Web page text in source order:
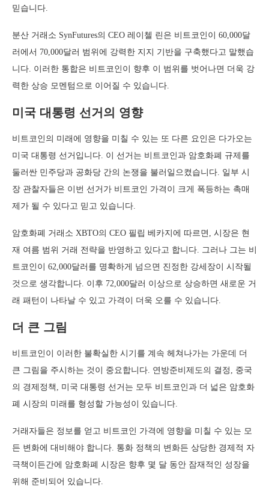
믿습니다.
분산 거래소 SynFutures의 CEO 레이첼 린은 비트코인이 60,000달
러에서 70,000달러 범위에 강력한 지지 기반을 구축했다고 말했습
니다. 이러한 통합은 비트코인이 향후 이 범위를 벗어나면 더욱 강
력한 상승 모멘텀으로 이어질 수 있습니다.
미국 대통령 선거의 영향
비트코인의 미래에 영향을 미칠 수 있는 또 다른 요인은 다가오는
미국 대통령 선거입니다. 이 선거는 비트코인과 암호화폐 규제를
둘러싼 민주당과 공화당 간의 논쟁을 불러일으켰습니다. 일부 시
장 관찰자들은 이번 선거가 비트코인 가격이 크게 폭등하는 촉매
제가 될 수 있다고 믿고 있습니다.
암호화폐 거래소 XBTO의 CEO 필립 베카지에 따르면, 시장은 현
재 여름 범위 거래 전략을 반영하고 있다고 합니다. 그러나 그는 비
트코인이 62,000달러를 명확하게 넘으면 진정한 강세장이 시작될
것으로 생각합니다. 이후 72,000달러 이상으로 상승하면 새로운 거
래 패턴이 나타날 수 있고 가격이 더욱 오를 수 있습니다.
더 큰 그림
비트코인이 이러한 불확실한 시기를 계속 헤쳐나가는 가운데 더
큰 그림을 주시하는 것이 중요합니다. 연방준비제도의 결정, 중국
의 경제정책, 미국 대통령 선거는 모두 비트코인과 더 넓은 암호화
폐 시장의 미래를 형성할 가능성이 있습니다.
거래자들은 정보를 얻고 비트코인 가격에 영향을 미칠 수 있는 모
든 변화에 대비해야 합니다. 통화 정책의 변화든 상당한 경제적 자
극책이든간에 암호화폐 시장은 향후 몇 달 동안 잠재적인 성장을
위해 준비되어 있습니다.